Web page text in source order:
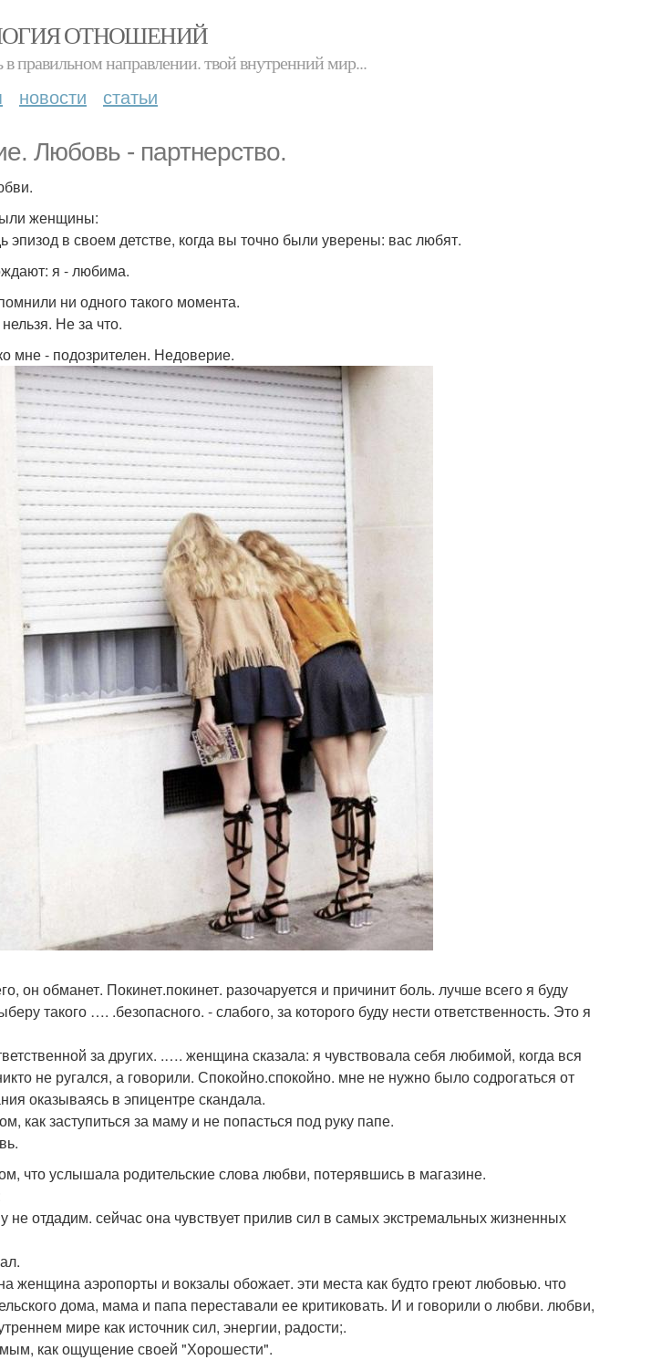
ОТНОШЕНИЙ
в правильном направлении. твой внутренний мир...
новости статьи
Любовь - партнерство.
женщины:
эпизод в своем детстве, когда вы точно были уверены: вас любят.
я - любима.
ни одного такого момента.
Не за что.
мне - подозрителен. Недоверие.
он обманет. Покинет.покинет. разочаруется и причинит боль. лучше всего я буду
такого …. .безопасного. - слабого, за которого буду нести ответственность. Это я
за других. .…. женщина сказала: я чувствовала себя любимой, когда вся
не ругался, а говорили. Спокойно.спокойно. мне не нужно было содрогаться от
оказываясь в эпицентре скандала.
как заступиться за маму и не попасться под руку папе.
что услышала родительские слова любви, потерявшись в магазине.
отдадим. сейчас она чувствует прилив сил в самых экстремальных жизненных
женщина аэропорты и вокзалы обожает. эти места как будто греют любовью. что
дома, мама и папа переставали ее критиковать. И и говорили о любви. любви,
мире как источник сил, энергии, радости;.
как ощущение своей "Хорошести".